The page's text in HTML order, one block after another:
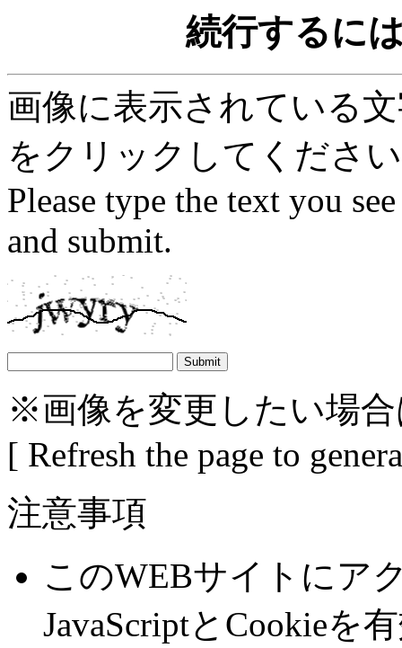
続行するに
画像に表示されている
をクリックしてくださ
Please type the text you
and submit.
※画像を変更したい場
[ Refresh the page to
注意事項
このWEBサイトにア
JavaScriptとCookieを